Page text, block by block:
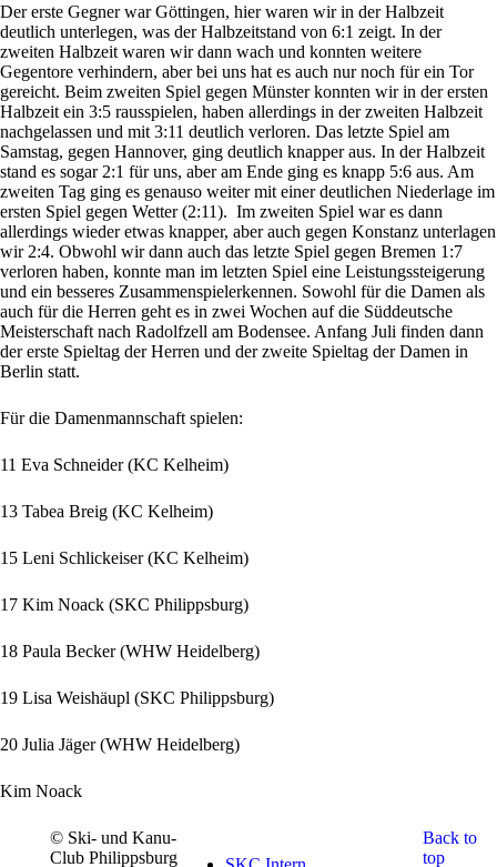
Der erste Gegner war Göttingen, hier waren wir in der Halbzeit
deutlich unterlegen, was der Halbzeitstand von 6:1 zeigt. In der
zweiten Halbzeit waren wir dann wach und konnten weitere
Gegentore verhindern, aber bei uns hat es auch nur noch für ein Tor
gereicht. Beim zweiten Spiel gegen Münster konnten wir in der ersten
Halbzeit ein 3:5 rausspielen, haben allerdings in der zweiten Halbzeit
nachgelassen und mit 3:11 deutlich verloren. Das letzte Spiel am
Samstag, gegen Hannover, ging deutlich knapper aus. In der Halbzeit
stand es sogar 2:1 für uns, aber am Ende ging es knapp 5:6 aus. Am
zweiten Tag ging es genauso weiter mit einer deutlichen Niederlage im
ersten Spiel gegen Wetter (2:11). Im zweiten Spiel war es dann
allerdings wieder etwas knapper, aber auch gegen Konstanz unterlagen
wir 2:4. Obwohl wir dann auch das letzte Spiel gegen Bremen 1:7
verloren haben, konnte man im letzten Spiel eine Leistungssteigerung
und ein besseres Zusammenspielerkennen. Sowohl für die Damen als
auch für die Herren geht es in zwei Wochen auf die Süddeutsche
Meisterschaft nach Radolfzell am Bodensee. Anfang Juli finden dann
der erste Spieltag der Herren und der zweite Spieltag der Damen in
Berlin statt.
Für die Damenmannschaft spielen:
11 Eva Schneider (KC Kelheim)
13 Tabea Breig (KC Kelheim)
15 Leni Schlickeiser (KC Kelheim)
17 Kim Noack (SKC Philippsburg)
18 Paula Becker (WHW Heidelberg)
19 Lisa Weishäupl (SKC Philippsburg)
20 Julia Jäger (WHW Heidelberg)
Kim Noack
© Ski- und Kanu-
Club Philippsburg
Back to
top